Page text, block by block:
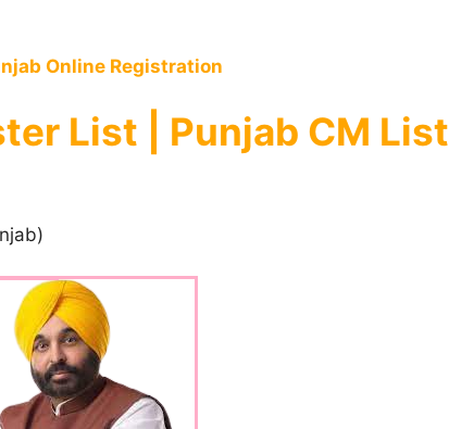
Online Registration
List | Punjab CM List